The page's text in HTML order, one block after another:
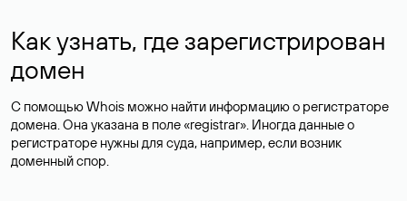
Как узнать, где зарегистрирован
домен
С помощью Whois можно найти информацию о регистраторе
домена. Она указана в поле «registrar». Иногда данные о
регистраторе нужны для суда, например, если возник
доменный спор.